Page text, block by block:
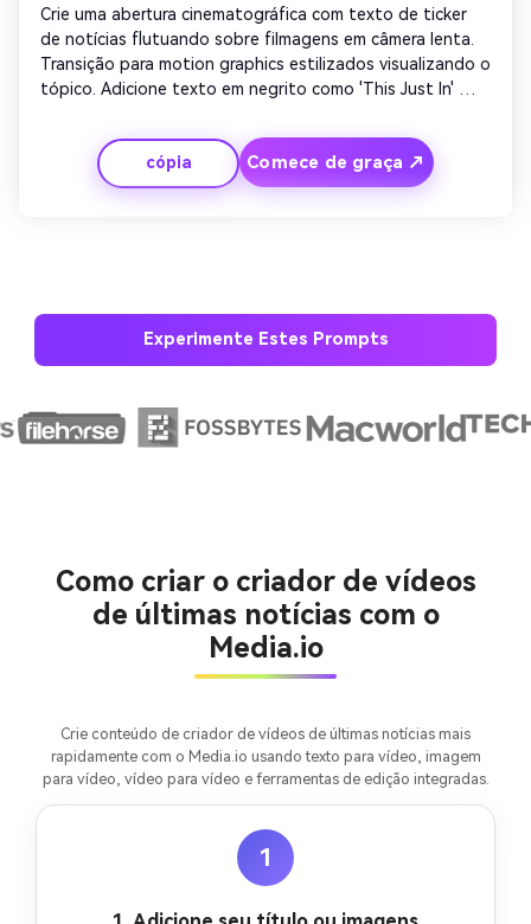
Crie uma abertura cinematográfica com texto de ticker
de notícias flutuando sobre filmagens em câmera lenta.
Transição para motion graphics estilizados visualizando o
tópico. Adicione texto em negrito como 'This Just In'
batida. Insira comentários de uma linha ou destaque de
dados. Envelope com visuais outro brilhantes para deixar
uma impressão forte.
cópia Comece de graça ↗
Experimente Estes Prompts
Como criar o criador de vídeos
de últimas notícias com o
Media.io
Crie conteúdo de criador de vídeos de últimas notícias mais
rapidamente com o Media.io usando texto para vídeo, imagem
para vídeo, vídeo para vídeo e ferramentas de edição integradas.
1
IA sem limites.
100% grátis!
Comece Grátis →